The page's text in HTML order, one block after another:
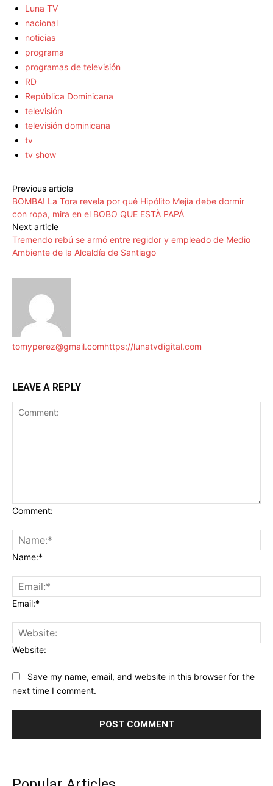
Luna TV
nacional
noticias
programa
programas de televisión
RD
República Dominicana
televisión
televisión dominicana
tv
tv show
Previous article
BOMBA! La Tora revela por qué Hipólito Mejía debe dormir
con ropa, mira en el BOBO QUE ESTÀ PAPÁ
Next article
Tremendo rebú se armó entre regidor y empleado de Medio
Ambiente de la Alcaldía de Santiago
tomyperez@gmail.comhttps://lunatvdigital.com
LEAVE A REPLY
Comment:
Name:*
Email:*
Website:
Save my name, email, and website in this browser for the
next time I comment.